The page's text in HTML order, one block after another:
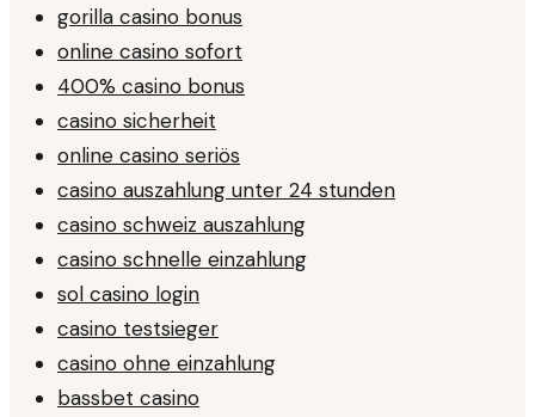
gorilla casino bonus
online casino sofort
400% casino bonus
casino sicherheit
online casino seriös
casino auszahlung unter 24 stunden
casino schweiz auszahlung
casino schnelle einzahlung
sol casino login
casino testsieger
casino ohne einzahlung
bassbet casino